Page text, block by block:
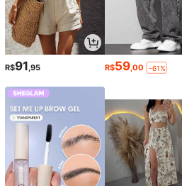
R$91 ,95 R$59,00 -61%